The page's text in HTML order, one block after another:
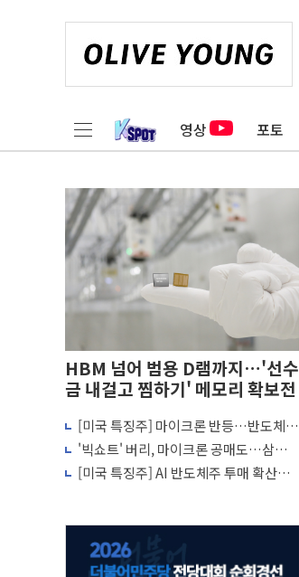
영상 포토
HBM 넘어 범용 D램까지…'선수
금 내걸고 찜하기' 메모리 확보전
[미국 특징주] 마이크론 반등…반도체
투자 심리 회복 조짐
'빅쇼트' 버리, 마이크론 공매도…삼성전
자·SK하이닉스 증설 '위험신호'
[미국 특징주] AI 반도체주 투매 확산…